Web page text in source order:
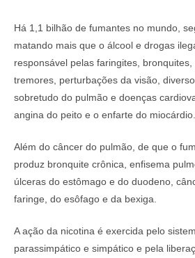
Há 1,1 bilhão de fumantes no mundo,
matando mais que o álcool e drogas
responsável pelas faringites, bronquites,
tremores, perturbações da visão,
sobretudo do pulmão e doenças
angina do peito e o enfarte do miocárdio.
Além do câncer do pulmão, de que o
produz bronquite crônica, enfisema
úlceras do estômago e do duodeno,
faringe, do esôfago e da bexiga.
A ação da nicotina é exercida pelo
parassimpático e simpático e pela